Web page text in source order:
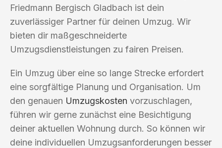
Friedmann Bergisch Gladbach ist dein
zuverlässiger Partner für deinen Umzug. Wir
bieten dir maßgeschneiderte
Umzugsdienstleistungen zu fairen Preisen.
Ein Umzug über eine so lange Strecke erfordert
eine sorgfältige Planung und Organisation. Um
den genauen Umzugskosten vorzuschlagen,
führen wir gerne zunächst eine Besichtigung
deiner aktuellen Wohnung durch. So können wir
deine individuellen Umzugsanforderungen besser